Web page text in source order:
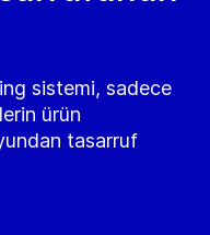
sistemi, sadece
ürün
tasarruf